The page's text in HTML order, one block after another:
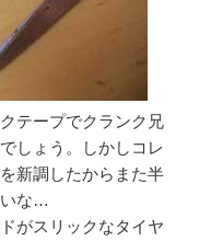
テープでクランク兄
しょう。しかしコレ
新調したからまた半
いな…
がスリックなタイヤ